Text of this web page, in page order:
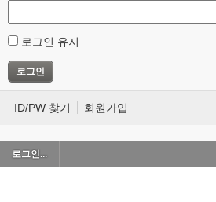
로그인 유지
ID/PW 찾기 회원가입
로그인...